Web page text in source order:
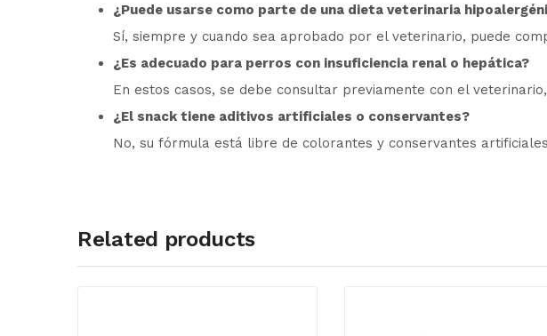
¿Puede usarse como parte de una dieta veterinaria
Sí, siempre y cuando sea aprobado por el veterinario, puede
¿Es adecuado para perros con insuficiencia renal o hepática?
En estos casos, se debe consultar previamente con el
¿El snack tiene aditivos artificiales o conservantes?
No, su fórmula está libre de colorantes y conservantes
Related products